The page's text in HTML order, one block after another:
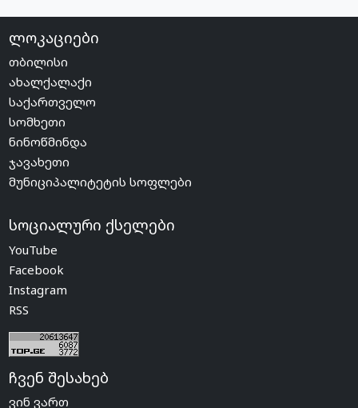
ლოკაციები
თბილისი
ახალქალაქი
საქართველო
სომხეთი
ნინოწმინდა
ჯავახეთი
მუნიციპალიტეტის სოფლები
სოციალური ქსელები
YouTube
Facebook
Instagram
RSS
ჩვენ შესახებ
ვინ ვართ